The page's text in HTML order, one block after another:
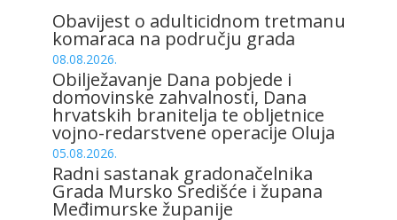
Obavijest o adulticidnom tretmanu
komaraca na području grada
08.08.2026.
Obilježavanje Dana pobjede i
domovinske zahvalnosti, Dana
hrvatskih branitelja te obljetnice
vojno-redarstvene operacije Oluja
05.08.2026.
Radni sastanak gradonačelnika
Grada Mursko Središće i župana
Međimurske županije